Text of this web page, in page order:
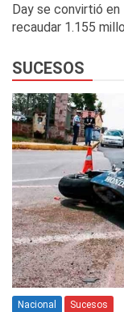
Day se convirtió
recaudar 1.155
SUCESOS
Nacional Sucesos